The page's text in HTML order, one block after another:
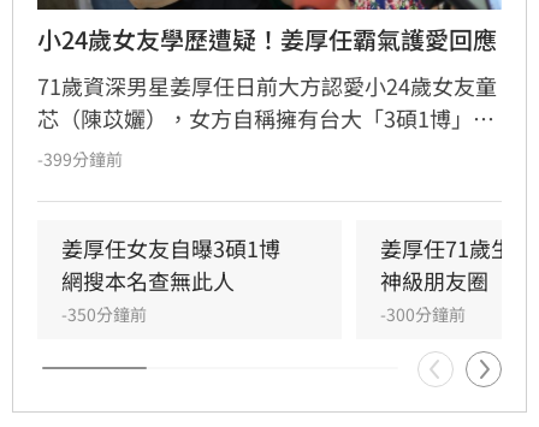
小24歲女友學歷遭疑！姜厚任霸氣護愛回應
71歲資深男星姜厚任日前大方認愛小24歲女友童
芯（陳苡孋），女方自稱擁有台大「3碩1博」高
學歷且智商146，引發網友高度關注。然而，有
更有網友爆料其過去經歷與改名等爭議。面對外
界對女友背景的連番檢視與熱議，姜厚任受訪時
直言，這段感情本是浪漫的愛情片，不希望演變
成偵探片，強調無論對方背景如何都堅定相愛，
並表示涉及個人隱私與法律問題，後續將不再針
對相關傳聞做出任何回應。
-399分鐘前
姜厚任女友自曝3碩1博
網搜本名查無此人
-350分鐘前
姜厚任71歲生
神級朋友圈
-300分鐘前